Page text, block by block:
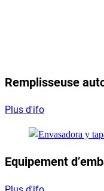
Remplisseuse
Plus d'ifo
Equipement